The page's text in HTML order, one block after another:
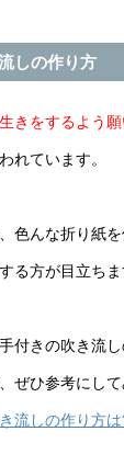
しの作り方
きをするよう
れています。
色んな折り紙
る方が目立ちま
付きの吹き流
ぜひ参考にして
流しの作り方